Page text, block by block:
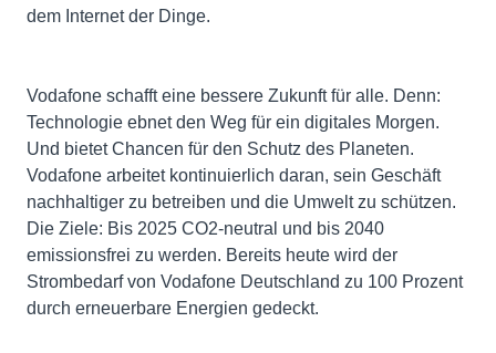
dem Internet der Dinge.
Vodafone schafft eine bessere Zukunft für alle. Denn:
Technologie ebnet den Weg für ein digitales Morgen.
Und bietet Chancen für den Schutz des Planeten.
Vodafone arbeitet kontinuierlich daran, sein Geschäft
nachhaltiger zu betreiben und die Umwelt zu schützen.
Die Ziele: Bis 2025 CO2-neutral und bis 2040
emissionsfrei zu werden. Bereits heute wird der
Strombedarf von Vodafone Deutschland zu 100 Prozent
durch erneuerbare Energien gedeckt.